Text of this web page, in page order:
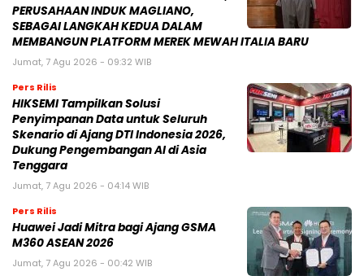
PERUSAHAAN INDUK MAGLIANO,
SEBAGAI LANGKAH KEDUA DALAM
MEMBANGUN PLATFORM MEREK MEWAH ITALIA BARU
Jumat, 7 Agu 2026 - 09:32 WIB
Pers Rilis
HIKSEMI Tampilkan Solusi
Penyimpanan Data untuk Seluruh
Skenario di Ajang DTI Indonesia 2026,
Dukung Pengembangan AI di Asia
Tenggara
Jumat, 7 Agu 2026 - 04:14 WIB
Pers Rilis
Huawei Jadi Mitra bagi Ajang GSMA
M360 ASEAN 2026
Jumat, 7 Agu 2026 - 00:42 WIB